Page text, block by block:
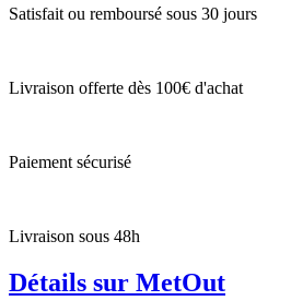
Satisfait ou remboursé sous 30 jours
Livraison offerte dès 100€ d'achat
Paiement sécurisé
Livraison sous 48h
Détails sur MetOut